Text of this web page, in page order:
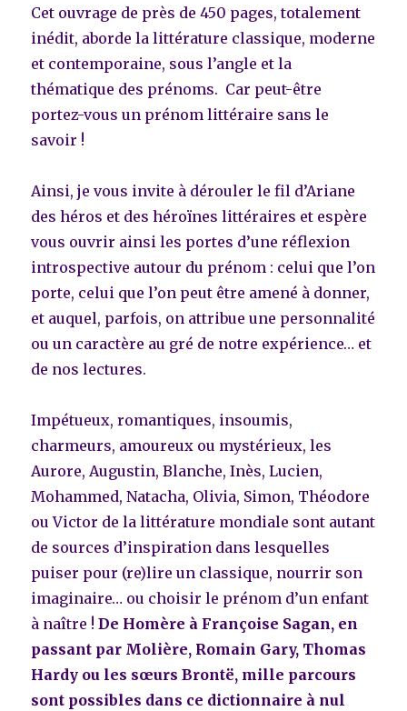
Cet ouvrage de près de 450 pages, totalement
inédit, aborde la littérature classique, moderne
et contemporaine, sous l’angle et la
thématique des prénoms. Car peut-être
portez-vous un prénom littéraire sans le
savoir !
Ainsi, je vous invite à dérouler le fil d’Ariane
des héros et des héroïnes littéraires et espère
vous ouvrir ainsi les portes d’une réflexion
introspective autour du prénom : celui que l’on
porte, celui que l’on peut être amené à donner,
et auquel, parfois, on attribue une personnalité
ou un caractère au gré de notre expérience… et
de nos lectures.
Impétueux, romantiques, insoumis,
charmeurs, amoureux ou mystérieux, les
Aurore, Augustin, Blanche, Inès, Lucien,
Mohammed, Natacha, Olivia, Simon, Théodore
ou Victor de la littérature mondiale sont autant
de sources d’inspiration dans lesquelles
puiser pour (re)lire un classique, nourrir son
imaginaire… ou choisir le prénom d’un enfant
à naître !De Homère à Françoise Sagan, en
passant par Molière, Romain Gary, Thomas
Hardy ou les sœurs Brontë, mille parcours
sont possibles dans ce dictionnaire à nul